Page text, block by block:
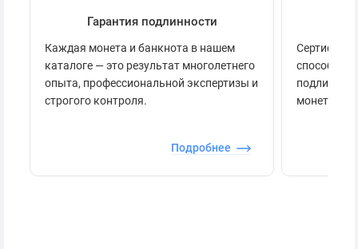
Гарантия подлинности
Каждая монета и банкнота в нашем
каталоге — это результат многолетнего
опыта, профессиональной экспертизы и
строгого контроля.
Подробнее
способов
монеты.